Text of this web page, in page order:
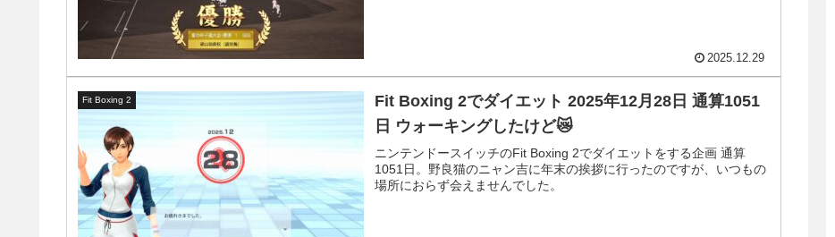
2025.12.29
Fit Boxing 2
Fit Boxing 2でダイエット 2025年12月28日 通算1051
日 ウォーキングしたけど😿
ニンテンドースイッチのFit Boxing 2でダイエットをする企画 通算
1051日。野良猫のニャン吉に年末の挨拶に行ったのですが、いつもの
場所におらず会えませんでした。